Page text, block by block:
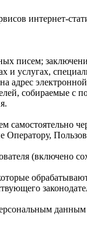
интернет-
писем;
и услугах,
адрес
собираемые с
самостоятельно
(включено